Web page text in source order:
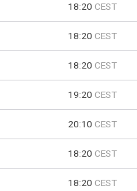
18:20 CEST
18:20 CEST
18:20 CEST
19:20 CEST
20:10 CEST
18:20 CEST
18:20 CEST